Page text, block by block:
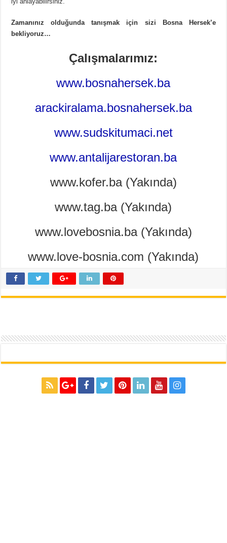
Zamanınız olduğunda tanışmak için sizi Bosna Hersek’e
bekliyoruz…
Çalışmalarımız:
www.bosnahersek.ba
arackiralama.bosnahersek.ba
www.sudskitumaci.net
www.antalijarestoran.ba
www.kofer.ba (Yakında)
www.tag.ba (Yakında)
www.lovebosnia.ba (Yakında)
www.love-bosnia.com (Yakında)